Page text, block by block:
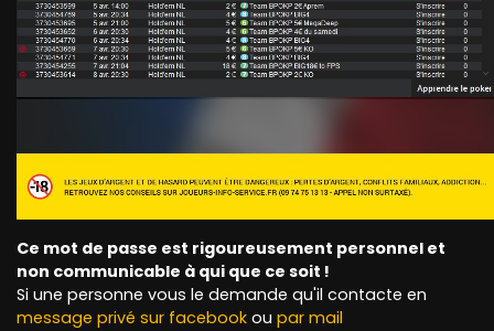
Ce mot de passe est rigoureusement personnel et
non communicable à qui que ce soit !
Si une personne vous le demande qu'il contacte en
message privé sur facebook ou par mail